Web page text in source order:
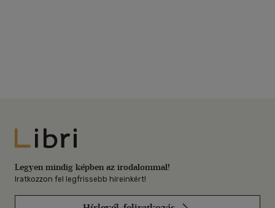
Libri
Legyen mindig képben az irodalommal!
Iratkozzon fel legfrissebb híreinkért!